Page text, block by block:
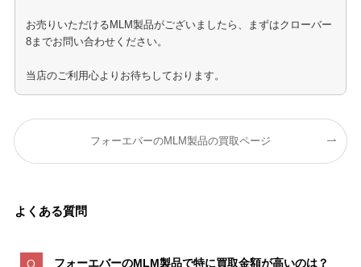
お売りいただけるMLM製品がございましたら、まずはクローバー
8までお問い合わせください。
当店のご利用心よりお待ちしております。
フォーエバーのMLM製品の買取ページ
よくある質問
フォーエバーのMLM製品で特に買取金額が高いのは？